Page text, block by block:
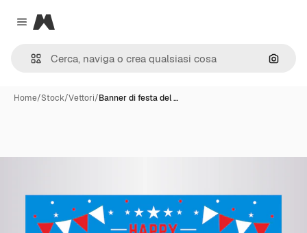
Close menu
Magnific
Cerca
Home/Stock/Vettori/Banner di festa del …